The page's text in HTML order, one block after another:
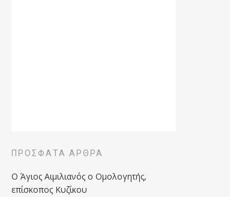
ΠΡΌΣΦΑΤΑ ΆΡΘΡΑ
Ο Άγιος Αιμιλιανός ο Ομολογητής,
επίσκοπος Κυζίκου